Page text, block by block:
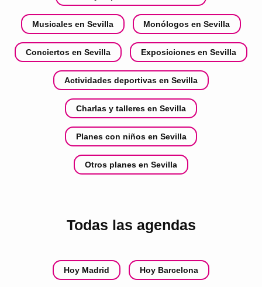
Musicales en Sevilla Monólogos en Sevilla
Conciertos en Sevilla Exposiciones en Sevilla
Actividades deportivas en Sevilla
Charlas y talleres en Sevilla
Planes con niños en Sevilla
Otros planes en Sevilla
Todas las agendas
Hoy Madrid Hoy Barcelona